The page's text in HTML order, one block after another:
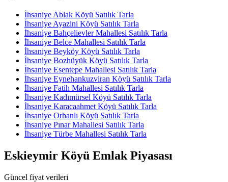
İhsaniye Ablak Köyü Satılık Tarla
İhsaniye Ayazini Köyü Satılık Tarla
İhsaniye Bahçelievler Mahallesi Satılık Tarla
İhsaniye Belce Mahallesi Satılık Tarla
İhsaniye Beyköy Köyü Satılık Tarla
İhsaniye Bozhüyük Köyü Satılık Tarla
İhsaniye Esentepe Mahallesi Satılık Tarla
İhsaniye Eynehankuzviran Köyü Satılık Tarla
İhsaniye Fatih Mahallesi Satılık Tarla
İhsaniye Kadımürsel Köyü Satılık Tarla
İhsaniye Karacaahmet Köyü Satılık Tarla
İhsaniye Orhanlı Köyü Satılık Tarla
İhsaniye Pınar Mahallesi Satılık Tarla
İhsaniye Türbe Mahallesi Satılık Tarla
Eskieymir Köyü Emlak Piyasası
Güncel fiyat verileri